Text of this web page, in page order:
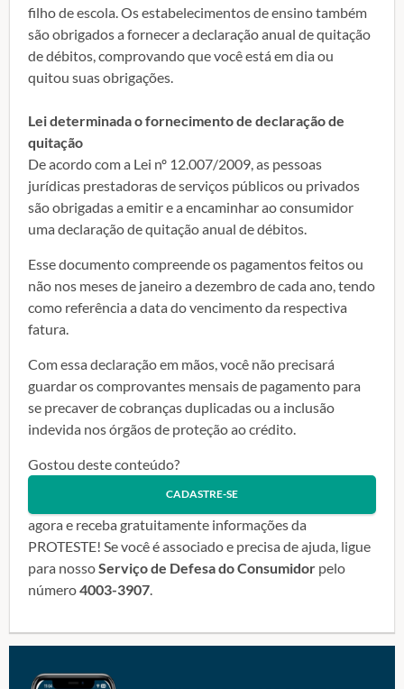
filho de escola. Os estabelecimentos de ensino também
são obrigados a fornecer a declaração anual de quitação
de débitos, comprovando que você está em dia ou
quitou suas obrigações.
Lei determinada o fornecimento de declaração de
quitação
De acordo com a Lei nº 12.007/2009, as pessoas
jurídicas prestadoras de serviços públicos ou privados
são obrigadas a emitir e a encaminhar ao consumidor
uma declaração de quitação anual de débitos.
Esse documento compreende os pagamentos feitos ou
não nos meses de janeiro a dezembro de cada ano, tendo
como referência a data do vencimento da respectiva
fatura.
Com essa declaração em mãos, você não precisará
guardar os comprovantes mensais de pagamento para
se precaver de cobranças duplicadas ou a inclusão
indevida nos órgãos de proteção ao crédito.
Gostou deste conteúdo?
CADASTRE-SE
agora e receba gratuitamente informações da
PROTESTE! Se você é associado e precisa de ajuda, ligue
para nossoServiço de Defesa do Consumidor pelo
número4003-3907.